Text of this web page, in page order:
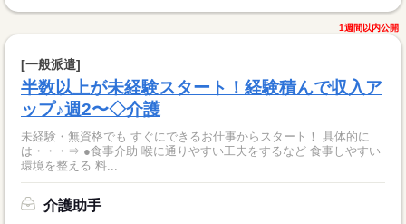
1週間以内公開
[一般派遣]
半数以上が未経験スタート！経験積んで収入ア
ップ♪週2〜◇介護
未経験・無資格でも すぐにできるお仕事からスタート！ 具体的に
は・・・⇒ ●食事介助 喉に通りやすい工夫をするなど 食事しやすい
環境を整える 料...
介護助手